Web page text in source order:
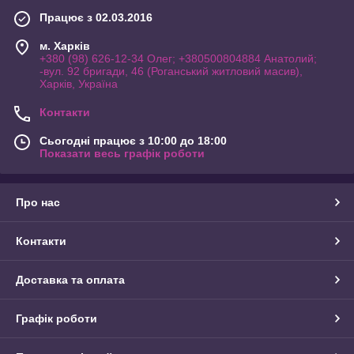
Працює з 02.03.2016
м. Харків
+380 (98) 626-12-34 Олег; +380500804884 Анатолий;
-вул. 92 бригади, 46 (Роганський житловий масив),
Харків, Україна
Контакти
Сьогодні працює з 10:00 до 18:00
Показати весь графік роботи
Про нас
Контакти
Доставка та оплата
Графік роботи